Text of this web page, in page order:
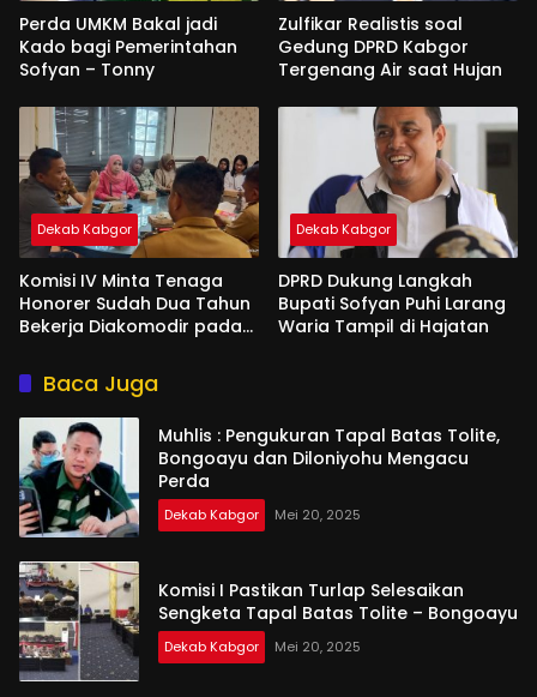
Perda UMKM Bakal jadi
Kado bagi Pemerintahan
Sofyan – Tonny
Zulfikar Realistis soal
Gedung DPRD Kabgor
Tergenang Air saat Hujan
Dekab Kabgor
Komisi IV Minta Tenaga
Honorer Sudah Dua Tahun
Bekerja Diakomodir pada
Dekab Kabgor
DPRD Dukung Langkah
Bupati Sofyan Puhi Larang
Waria Tampil di Hajatan
Baca Juga
Muhlis : Pengukuran Tapal Batas Tolite,
Bongoayu dan Diloniyohu Mengacu
Perda
Dekab Kabgor Mei 20, 2025
Komisi I Pastikan Turlap Selesaikan
Sengketa Tapal Batas Tolite – Bongoayu
Dekab Kabgor Mei 20, 2025